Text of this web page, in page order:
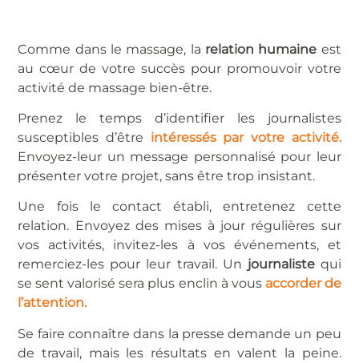
Comme dans le massage, la relation humaine est
au cœur de votre succès pour promouvoir votre
activité de massage bien-être.
Prenez le temps d’identifier les journalistes
susceptibles d’être intéressés par votre activité.
Envoyez-leur un message personnalisé pour leur
présenter votre projet, sans être trop insistant.
Une fois le contact établi, entretenez cette
relation. Envoyez des mises à jour régulières sur
vos activités, invitez-les à vos événements, et
remerciez-les pour leur travail. Un journalistequi
se sent valorisé sera plus enclin à vousaccorder de
l’attention.
Se faire connaître dans la presse demande un peu
de travail, mais les résultats en valent la peine.